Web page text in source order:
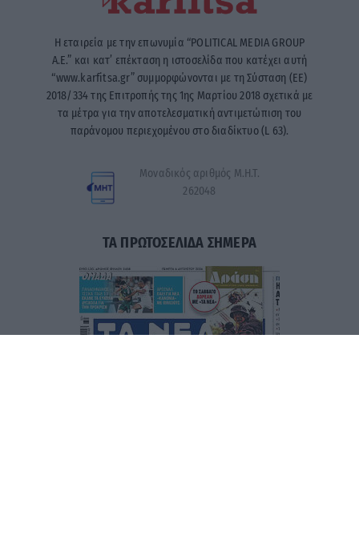
Η εταιρεία με την επωνυμία “POLITICAL MEDIA GROUP
A.E.” και κατ’ επέκταση η ιστοσελίδα που κατέχει αυτή
“www.karfitsa.gr” συμμορφώνονται με τη Σύσταση (ΕΕ)
2018/334 της Επιτροπής της 1ης Μαρτίου 2018 σχετικά με
τα μέτρα για την αποτελεσματική αντιμετώπιση του
παράνομου περιεχομένου στο διαδίκτυο (L 63).
Μοναδικός αριθμός Μ.Η.Τ.
262048
ΤΑ ΠΡΩΤΟΣΕΛΙΔΑ ΣΗΜΕΡΑ